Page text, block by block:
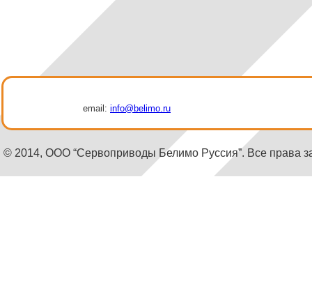
email: info@belimo.ru
© 2014, ООО “Сервоприводы Белимо Руссия”. Все права